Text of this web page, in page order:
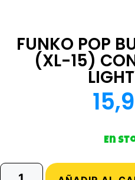
FUNKO POP
(XL-15)
En